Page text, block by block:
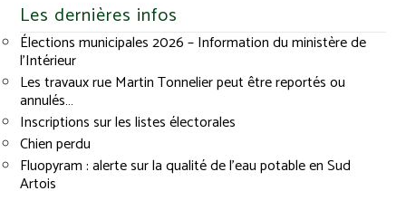
Les dernières infos
Élections municipales 2026 – Information du ministère de
l’Intérieur
Les travaux rue Martin Tonnelier peut être reportés ou
annulés…
Inscriptions sur les listes électorales
Chien perdu
Fluopyram : alerte sur la qualité de l’eau potable en Sud
Artois